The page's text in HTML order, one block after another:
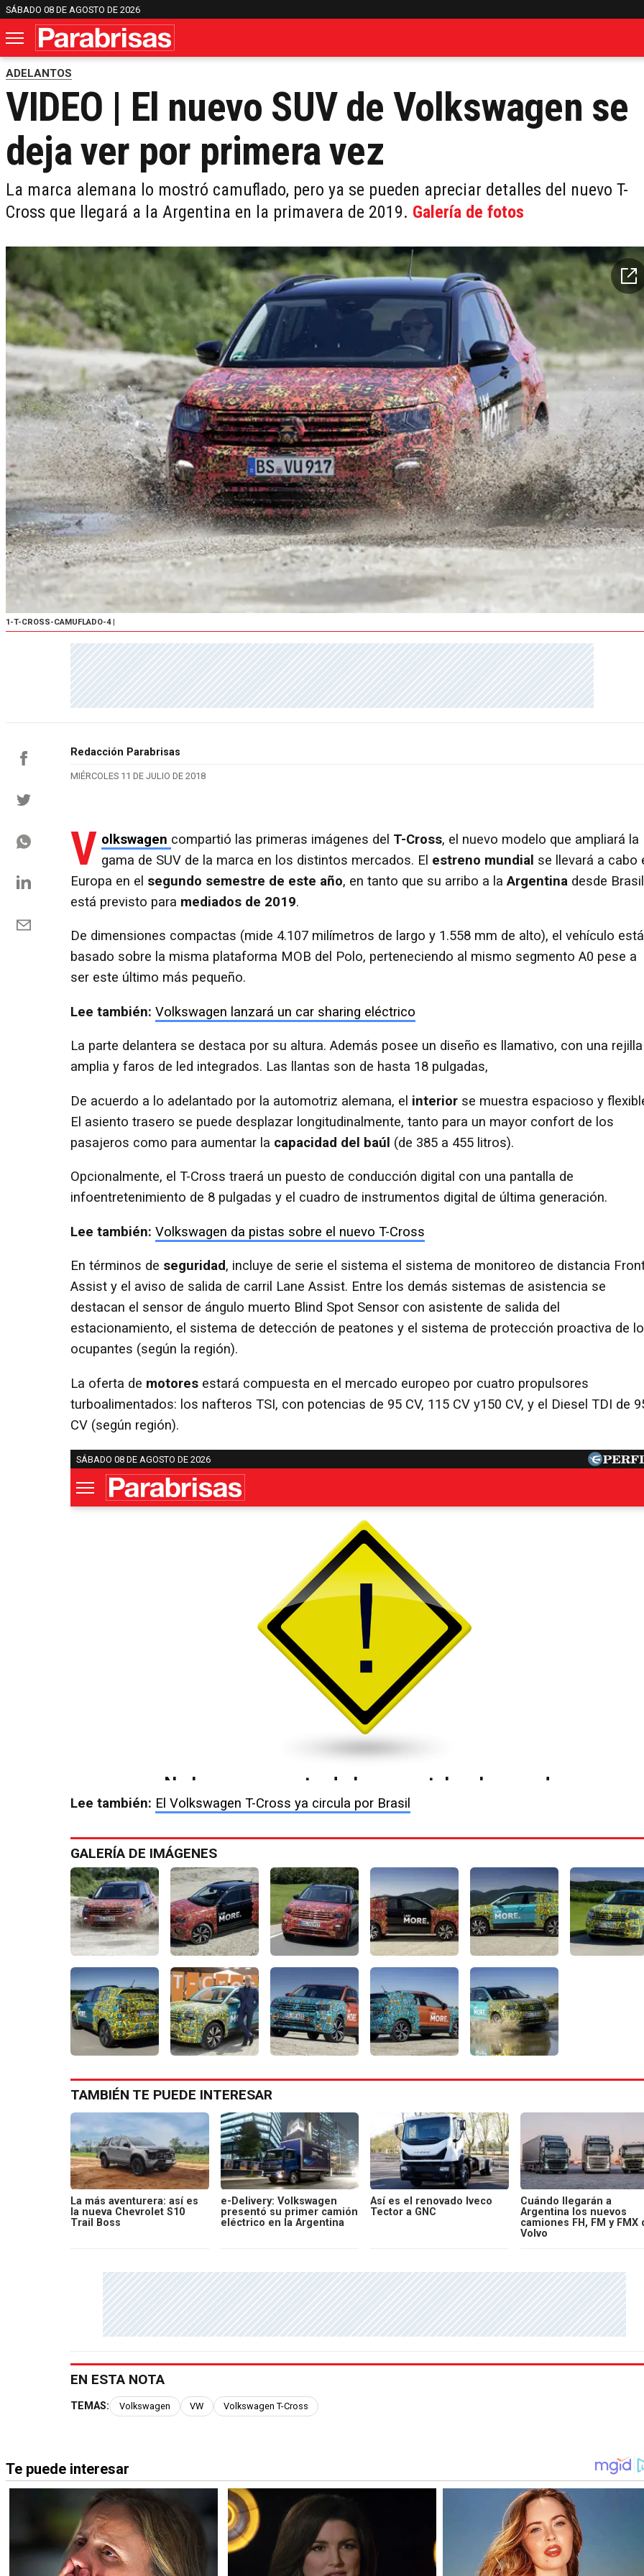
SÁBADO 08 DE AGOSTO DE 2026
ADELANTOS
VIDEO | El nuevo SUV de Volkswagen se
deja ver por primera vez
La marca alemana lo mostró camuflado, pero ya se pueden apreciar detalles del nuevo T-
Cross que llegará a la Argentina en la primavera de 2019. Galería de fotos
1-T-CROSS-CAMUFLADO-4|
Redacción Parabrisas
MIÉRCOLES 11 DE JULIO DE 2018
V olkswagen compartió las primeras imágenes del T-Cross, el nuevo modelo que ampliará la
gama de SUV de la marca en los distintos mercados. El estreno mundial se llevará a cabo
Europa en el segundo semestre de este año, en tanto que su arribo a laArgentina desde Brasil
está previsto para mediados de 2019.
De dimensiones compactas (mide 4.107 milímetros de largo y 1.558 mm de alto), el vehículo está
basado sobre la misma plataforma MOB del Polo, perteneciendo al mismo segmento A0 pese a
ser este último más pequeño.
Lee también: Volkswagen lanzará un car sharing eléctrico
La parte delantera se destaca por su altura. Además posee un diseño es llamativo, con una rejilla
amplia y faros de led integrados. Las llantas son de hasta 18 pulgadas,
De acuerdo a lo adelantado por la automotriz alemana, el interior se muestra espacioso y
El asiento trasero se puede desplazar longitudinalmente, tanto para un mayor confort de los
pasajeros como para aumentar la capacidad del baúl (de 385 a 455 litros).
Opcionalmente, el T-Cross traerá un puesto de conducción digital con una pantalla de
infoentretenimiento de 8 pulgadas y el cuadro de instrumentos digital de última generación.
Lee también: Volkswagen da pistas sobre el nuevo T-Cross
En términos de seguridad, incluye de serie el sistema el sistema de monitoreo de distancia
Assist y el aviso de salida de carril Lane Assist. Entre los demás sistemas de asistencia se
destacan el sensor de ángulo muerto Blind Spot Sensor con asistente de salida del
estacionamiento, el sistema de detección de peatones y el sistema de protección proactiva de
ocupantes (según la región).
La oferta de motores estará compuesta en el mercado europeo por cuatro propulsores
turboalimentados: los nafteros TSI, con potencias de 95 CV, 115 CV y150 CV, y el Diesel TDI de
CV (según región).
Lee también: El Volkswagen T-Cross ya circula por Brasil
GALERÍA DE IMÁGENES
TAMBIÉN TE PUEDE INTERESAR
La más aventurera: así es
la nueva Chevrolet S10
Trail Boss
e-Delivery: Volkswagen
presentó su primer camión
eléctrico en la Argentina
Así es el renovado Iveco
Tector a GNC
Cuándo llegarán a
Argentina los nuevos
camiones FH, FM y FMX
Volvo
EN ESTA NOTA
TEMAS: Volkswagen VW Volkswagen T-Cross